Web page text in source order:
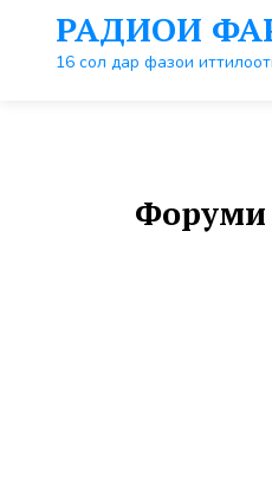
контенту
РАДИОИ
16 сол дар фазои
Форуми